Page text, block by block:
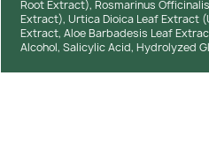
Root Extract), Rosmarinus
Extract), Urtica Dioica Leaf Extract
Extract, Aloe Barbadesis Leaf
Alcohol, Salicylic Acid, Hydrolyzed